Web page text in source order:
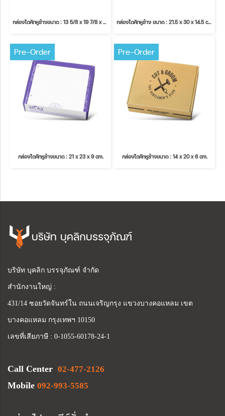
กล่องไดคัทหูช้างขนาด : 13 5/8 x 19 7/8 x 2 1/4 inches. กล่องไดคัทหูช้าง ขนาด : 21.5 x 30 x 14.5 cm.
Pre-Order
กล่องไดคัทหูช้างขนาด : 21 x 23 x 9 cm.
Pre-Order
กล่องไดคัทหูช้างขนาด : 14 x 20 x 6 cm.
บริษัท บุคลิกบรรจุภัณฑ์
บริษัท บุคลิก บรรจุภัณฑ์ จำกัด
สำนักงานใหญ่ :
431/14 ซอยวัดจันทร์ใน ถนนเจริญกรุง แขวงบางคอแหลม เขต
บางคอแหลม กรุงเทพฯ 10150
เลขที่เสียภาษี : 0-1055-60178-24-1
Call Center 02-477-2126
Mobile 092-993-5585